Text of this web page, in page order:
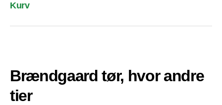
Kurv
Brændgaard tør, hvor andre
tier